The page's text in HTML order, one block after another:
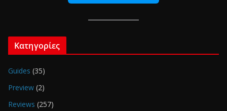
Κατηγορίες
Guides (35)
Preview (2)
Reviews (257)